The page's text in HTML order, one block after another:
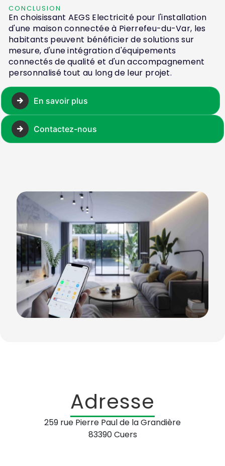
CONCLUSION
En choisissant AEGS Electricité pour l'installation
d'une maison connectée à Pierrefeu-du-Var, les
habitants peuvent bénéficier de solutions sur
mesure, d'une intégration d'équipements
connectés de qualité et d'un accompagnement
personnalisé tout au long de leur projet.
En savoir plus
Contactez-nous
Adresse
259 rue Pierre Paul de la Grandière
83390 Cuers